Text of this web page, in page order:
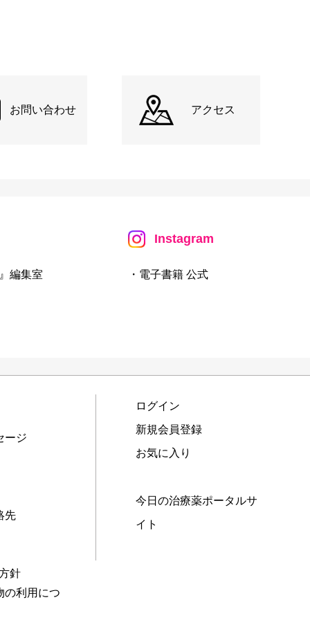
お問い合わせ アクセス
編集室
Instagram
・電子書籍 公式
ージ
先
針
の利用につ
ログイン
新規会員登録
お気に入り
今日の治療薬ポータルサ
イト